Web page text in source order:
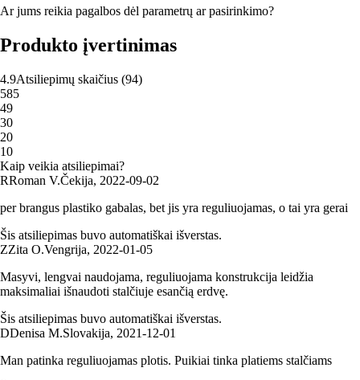
Ar jums reikia pagalbos dėl parametrų ar pasirinkimo?
Produkto įvertinimas
4.9Atsiliepimų skaičius (94)
585
49
30
20
10
Kaip veikia atsiliepimai?
RRoman V.Čekija, 2022‑09‑02
per brangus plastiko gabalas, bet jis yra reguliuojamas, o tai yra gerai
Šis atsiliepimas buvo automatiškai išverstas.
ZZita O.Vengrija, 2022‑01‑05
Masyvi, lengvai naudojama, reguliuojama konstrukcija leidžia
maksimaliai išnaudoti stalčiuje esančią erdvę.
Šis atsiliepimas buvo automatiškai išverstas.
DDenisa M.Slovakija, 2021‑12‑01
Man patinka reguliuojamas plotis. Puikiai tinka platiems stalčiams